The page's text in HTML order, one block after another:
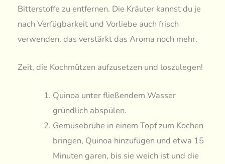
Bitterstoffe zu entfernen. Die Kräuter kannst du je
nach Verfügbarkeit und Vorliebe auch frisch
verwenden, das verstärkt das Aroma noch mehr.
Zeit, die Kochmützen aufzusetzen und loszulegen!
Quinoa unter fließendem Wasser
gründlich abspülen.
Gemüsebrühe in einem Topf zum Kochen
bringen, Quinoa hinzufügen und etwa 15
Minuten garen, bis sie weich ist und die